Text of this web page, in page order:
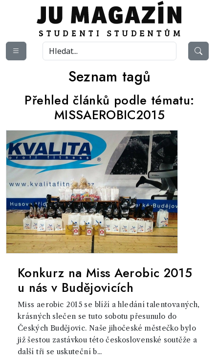
Seznam tagů
Přehled článků podle tématu:
MISSAEROBIC2015
Konkurz na Miss Aerobic 2015
u nás v Budějovicích
Miss aerobic 2015 se blíží a hledání talentovaných,
krásných slečen se tuto sobotu přesunulo do
Českých Budějovic. Naše jihočeské městečko bylo
již šestou zastávkou této československé soutěže a
další tři se uskuteční b...